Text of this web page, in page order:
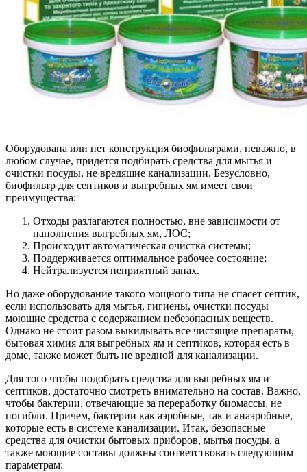
Оборудована или нет конструкция биофильтрами, неважно, в
любом случае, придется подбирать средства для мытья и
очистки посуды, не вредящие канализации. Безусловно,
биофильтр для септиков и выгребных ям имеет свои
преимущества:
Отходы разлагаются полностью, вне зависимости от
наполнения выгребных ям, ЛОС;
Происходит автоматическая очистка системы;
Поддерживается оптимальное рабочее состояние;
Нейтрализуется неприятный запах.
Но даже оборудование такого мощного типа не спасет септик,
если использовать для мытья, гигиены, очистки посуды
моющие средства с содержанием небезопасных веществ.
Однако не стоит разом выкидывать все чистящие препараты,
бытовая химия для выгребных ям и септиков, которая есть в
доме, также может быть не вредной для канализации.
Для того чтобы подобрать средства для выгребных ям и
септиков, достаточно смотреть внимательно на состав. Важно,
чтобы бактерии, отвечающие за переработку биомассы, не
погибли. Причем, бактерии как аэробные, так и анаэробные,
которые есть в системе канализации. Итак, безопасные
средства для очистки бытовых приборов, мытья посуды, а
также моющие составы должны соответствовать следующим
параметрам: